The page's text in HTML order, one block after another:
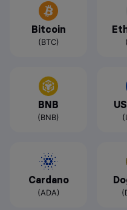
Bitcoin
(BTC)
BNB
(BNB)
Cardano
(ADA)